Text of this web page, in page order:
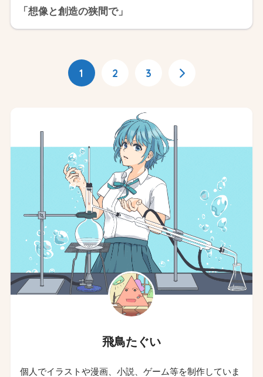
「想像と創造の狭間で」
1 2 3
飛鳥たぐい
個人でイラストや漫画、小説、ゲーム等を制作していま